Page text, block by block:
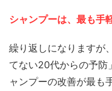
シャンプーは、最も手
繰り返しになりますが
てない20代からの予防
ャンプーの改善が最も